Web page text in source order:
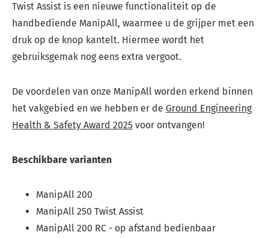
Twist Assist is een nieuwe functionaliteit op de
handbediende ManipAll, waarmee u de grijper met een
druk op de knop kantelt. Hiermee wordt het
gebruiksgemak nog eens extra vergoot.
De voordelen van onze ManipAll worden erkend binnen
het vakgebied en we hebben er de Ground Engineering
Health & Safety Award 2025 voor ontvangen!
Beschikbare varianten
ManipAll 200
ManipAll 250 Twist Assist
ManipAll 200 RC - op afstand bedienbaar